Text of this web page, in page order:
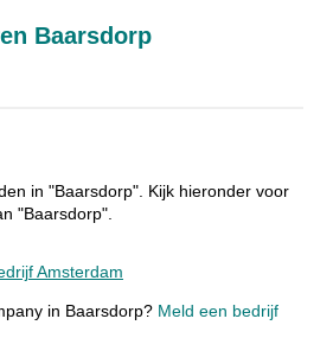
Baarsdorp
in "Baarsdorp". Kijk hieronder voor
"Baarsdorp".
Amsterdam
in Baarsdorp? Meld een bedrijf